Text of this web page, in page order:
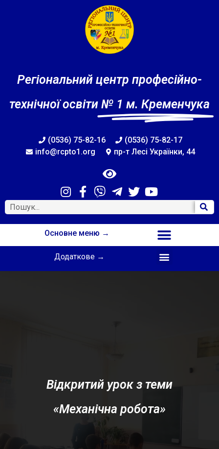
Регіональний центр професійно-
технічної освіти № 1 м. Кременчука
(0536) 75-82-16
(0536) 75-82-17
info@rcpto1.org
пр-т Лесі Українки, 44
Основне меню →
Додаткове →
Відкритий урок з теми
«Механічна робота»